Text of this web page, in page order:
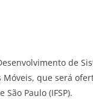
de
que será
Paulo (IFSP).